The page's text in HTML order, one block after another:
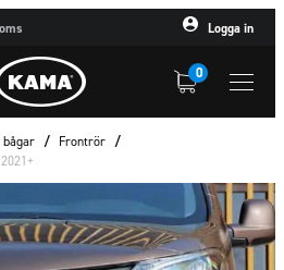
Logga in
0
bågar / Frontrör /